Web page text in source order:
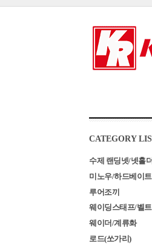
CATEGORY
수제 랜딩넷/넷홀더
미노우/하드베이트
루어조끼
웨이딩스태프/벨
웨이더/계류화
로드(쏘가리)